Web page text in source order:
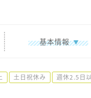
基本情報
土日祝休み 週休2.5日